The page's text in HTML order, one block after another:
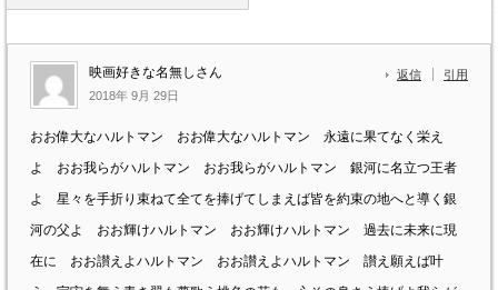
映画好きな名無しさん
2018年 9月 29日
返信 引用
おお偉大なハルトマン おお偉大なハルトマン 永遠に果てなく栄え
よ おお我らがハルトマン おお我らがハルトマン 銀河に名立つ王者
よ 星々を手折り束ねて全てを捧げてしまえば皆を約束の地へと導く銀
河の父よ おお輝けハルトマン おお輝けハルトマン 過去に未来に現
在に おお讃えよハルトマン おお讃えよハルトマン 讃え願えば叶